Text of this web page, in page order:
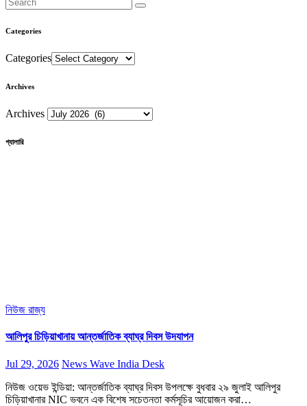
Categories
Categories
Archives
Archives
গ্যালারি
নিউজ রাজ্য
আলিপুর চিড়িয়াখানায় আন্তর্জাতিক ব্যাঘ্র দিবস উদযাপন
Jul 29, 2026 News Wave India Desk
নিউজ ওয়েভ ইন্ডিয়া: আন্তর্জাতিক ব্যাঘ্র দিবস উপলক্ষে বুধবার ২৯ জুলাই আলিপুর
চিড়িয়াখানার NIC ভবনে এক বিশেষ সচেতনতা কর্মসূচির আয়োজন করা…